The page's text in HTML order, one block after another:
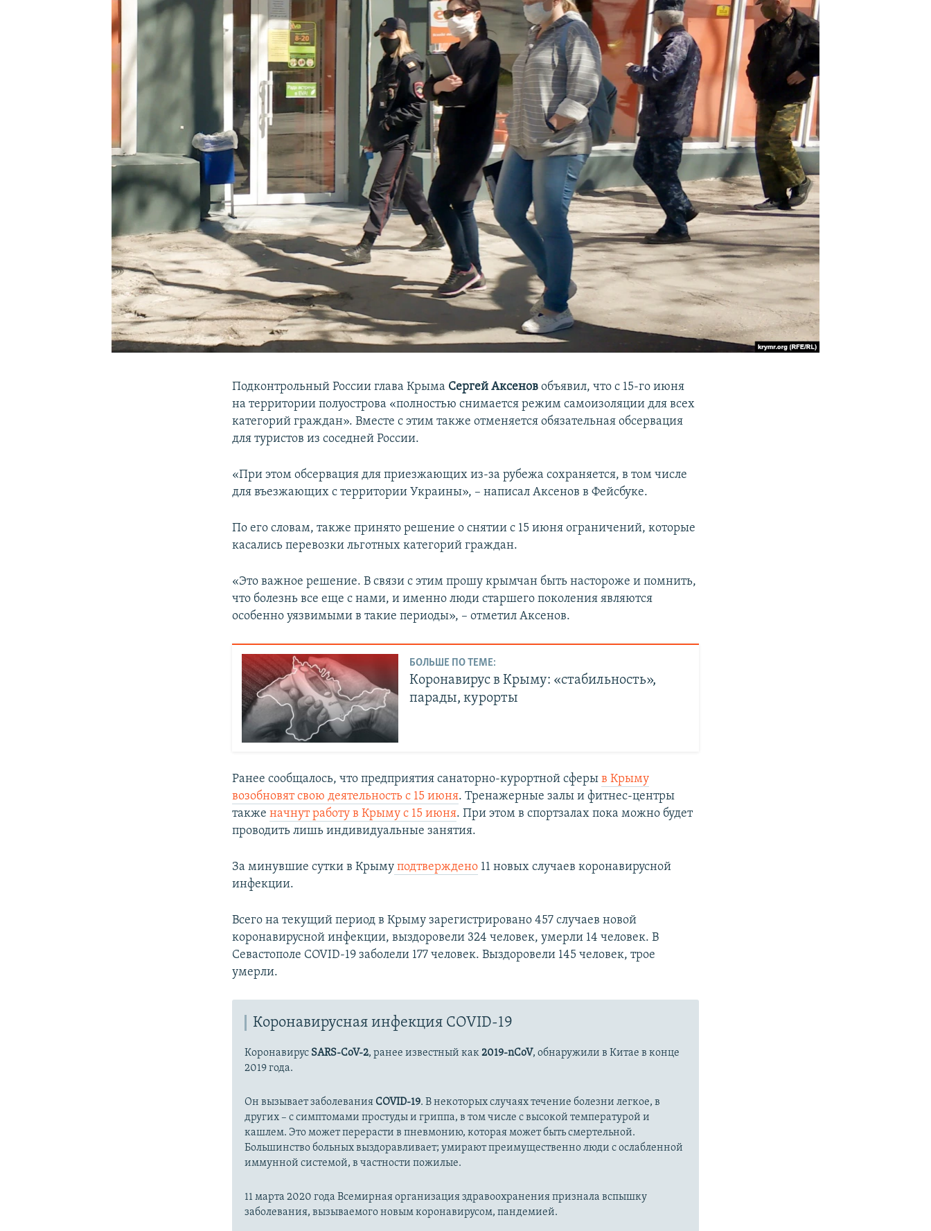
КРЫМ.НЕПОКОРЕННЫЙ
УКРАИНСКАЯ ПРОБЛЕМА КРЫМА
Подконтрольный России глава Крыма Сергей Аксенов объявил, что с 15-го июня
на территории полуострова «полностью снимается режим самоизоляции для всех
категорий граждан». Вместе с этим также отменяется обязательная обсервация
для туристов из соседней России.
«При этом обсервация для приезжающих из-за рубежа сохраняется, в том числе
для въезжающих с территории Украины», – написал Аксенов в Фейсбуке.
По его словам, также принято решение о снятии с 15 июня ограничений, которые
касались перевозки льготных категорий граждан.
«Это важное решение. В связи с этим прошу крымчан быть настороже и помнить,
что болезнь все еще с нами, и именно люди старшего поколения являются
особенно уязвимыми в такие периоды», – отметил Аксенов.
БОЛЬШЕ ПО ТЕМЕ:
Коронавирус в Крыму: «стабильность»,
парады, курорты
Ранее сообщалось, что предприятия санаторно-курортной сферыв Крыму
возобновят свою деятельность с 15 июня. Тренажерные залы и фитнес-центры
такженачнут работу в Крыму с 15 июня. При этом в спортзалах пока можно будет
проводить лишь индивидуальные занятия.
За минувшие сутки в Крыму подтверждено 11 новых случаев коронавирусной
инфекции.
Всего на текущий период в Крыму зарегистрировано 457 случаев новой
коронавирусной инфекции, выздоровели 324 человек, умерли 14 человек. В
Севастополе COVID-19 заболели 177 человек. Выздоровели 145 человек, трое
умерли.
Коронавирусная инфекция COVID-19
Коронавирус SARS-CoV-2, ранее известный как2019-nCoV, обнаружили в Китае в конце
2019 года.
Он вызывает заболеванияCOVID-19. В некоторых случаях течение болезни легкое, в
других – с симптомами простуды и гриппа, в том числе с высокой температурой и
кашлем. Это может перерасти в пневмонию, которая может быть смертельной.
Большинство больных выздоравливает; умирают преимущественно люди с ослабленной
иммунной системой, в частности пожилые.
11 марта 2020 года Всемирная организация здравоохранения признала вспышку
заболевания, вызываемого новым коронавирусом, пандемией.